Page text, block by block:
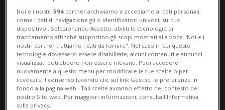
Dal 30 giugno a dicembre il negozio si
trasformerà e diventerà ancora più
accogliente, moderno e ricco di freschezza,
rimanen...
🔐 Sblocca il nostro archivio
Noi e i nostri594 partner archiviamo e accediamo ai dati personali,
come i dati di navigazione gli o identificatori univoci, sul tuo
dispositivo . Selezionando Accetto, abiliti le tecnologie di
tracciamento affinché supportino gli scopi mostrati alla voce "Noi e i
nostri partner trattiamo i dati da fornire". Nel caso in cui queste
tecnologie dovessero essere disabilitate, alcuni contenuti e annunci
visualizzati potrebbero non essere rilevanti. Puoi accedere
nuovamente a questo menu per modificare le tue scelte o per
revocare il consenso facendo clic sul link Gestisci le preferenze in
fondo alla pagina web.. Tali scelte avranno effetto nel contesto del
nostro Sito web. Per maggiori informazioni, consulta l'Informativa
sulla privacy.